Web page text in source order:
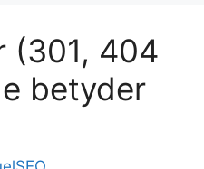
(301, 404
betyder